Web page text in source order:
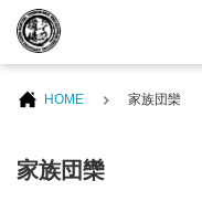
HOME 家族団欒
家族団欒